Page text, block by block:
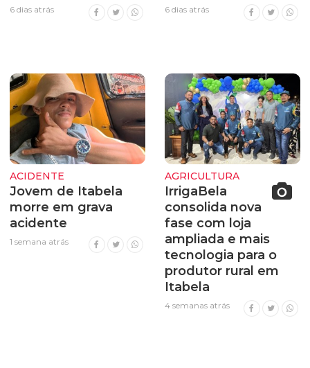
6 dias atrás 6 dias atrás
ACIDENTE
Jovem de Itabela
morre em grava
acidente
1 semana atrás
AGRICULTURA
IrrigaBela
consolida nova
fase com loja
ampliada e mais
tecnologia para o
produtor rural em
Itabela
4 semanas atrás